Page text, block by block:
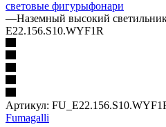
световые фигурыфонари
—Наземный высокий
E22.156.S10.WYF1R
Артикул:
Fumagalli